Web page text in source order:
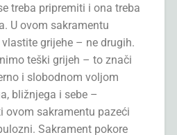
treba pripremiti i ona treba
U ovom sakramentu
grijehe – ne drugih.
teški grijeh – to znači
i slobodnom voljom
bližnjega i sebe –
ovom sakramentu pazeći
Sakrament pokore